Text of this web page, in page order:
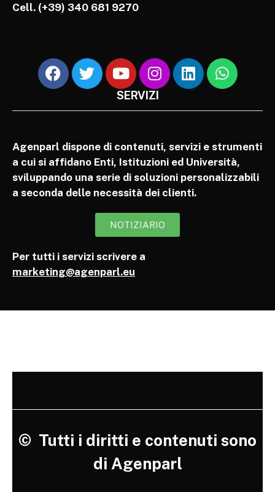
Cell. (+39) 340 681 9270
SERVIZI
Agenparl dispone di contenuti, servizi e strumenti
a cui si affidano Enti, Istituzioni ed Università,
sviluppando una serie di soluzioni personalizzabili
a seconda delle necessità dei clienti.
NOTIZIARIO
Per tutti i servizi scrivere a
marketing@agenparl.eu
© Tutti i diritti e contenuti sono
di Agenparl